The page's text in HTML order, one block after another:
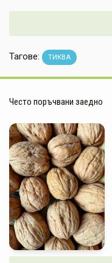
НАПИТКИ
ЗА ДОМА
ПОДАРЪЦИ
ДОСТАВКА И ПЛАЩАНЕ
КАЧЕСТВО
УСЛОВИЯ ЗА ПОЛЗВАНЕ
Тагове: ТИКВА
Често поръчвани заедно